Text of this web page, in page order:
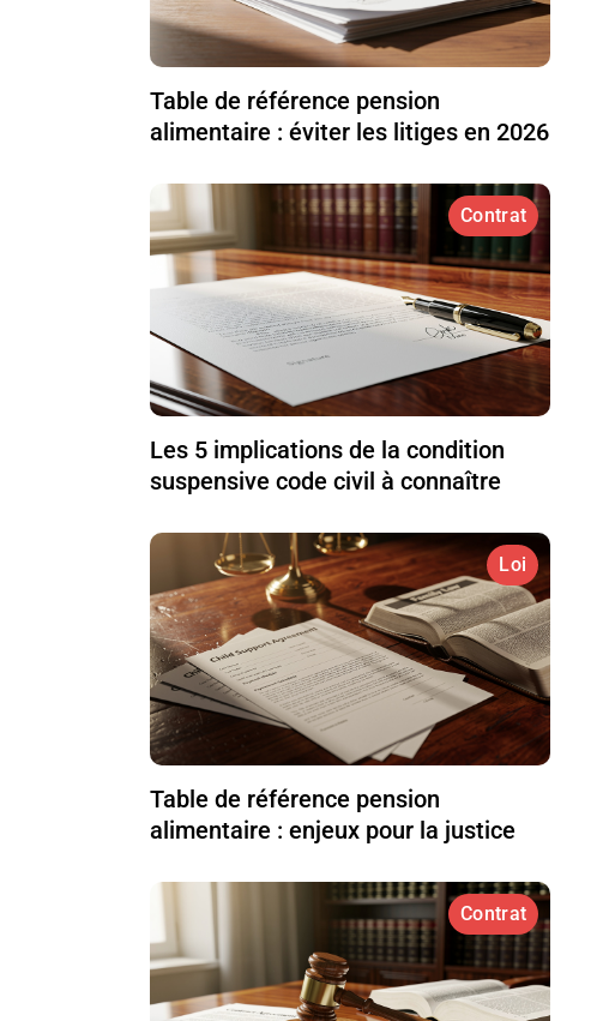
Table de référence pension
alimentaire : éviter les litiges en 2026
Contrat
Les 5 implications de la condition
suspensive code civil à connaître
Loi
Table de référence pension
alimentaire : enjeux pour la justice
Contrat